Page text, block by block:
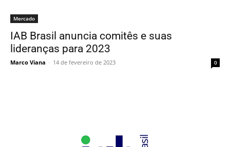
Mercado
IAB Brasil anuncia comitês e suas
lideranças para 2023
Marco Viana - 14 de fevereiro de 2023 0